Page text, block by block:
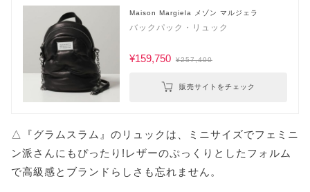
Maison Margiela メゾン マルジェラ
バックパック・リュック
¥159,750 ¥257,400
販売サイトをチェック
△『グラムスラム』のリュックは、ミニサイズでフェミニ
ン派さんにもぴったり!レザーのぷっくりとしたフォルム
で高級感とブランドらしさも忘れません。